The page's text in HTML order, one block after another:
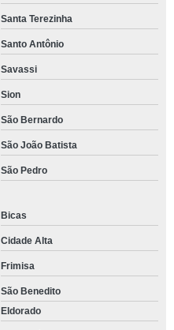
Santa Terezinha
Santo Antônio
Savassi
Sion
São Bernardo
São João Batista
São Pedro
Bicas
Cidade Alta
Frimisa
São Benedito
Eldorado